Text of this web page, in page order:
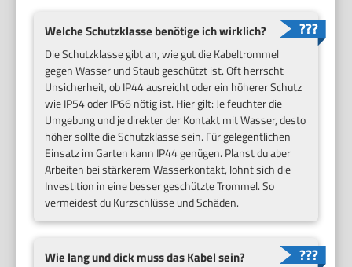
Welche Schutzklasse benötige ich wirklich?
Die Schutzklasse gibt an, wie gut die Kabeltrommel
gegen Wasser und Staub geschützt ist. Oft herrscht
Unsicherheit, ob IP44 ausreicht oder ein höherer Schutz
wie IP54 oder IP66 nötig ist. Hier gilt: Je feuchter die
Umgebung und je direkter der Kontakt mit Wasser, desto
höher sollte die Schutzklasse sein. Für gelegentlichen
Einsatz im Garten kann IP44 genügen. Planst du aber
Arbeiten bei stärkerem Wasserkontakt, lohnt sich die
Investition in eine besser geschützte Trommel. So
vermeidest du Kurzschlüsse und Schäden.
Wie lang und dick muss das Kabel sein?